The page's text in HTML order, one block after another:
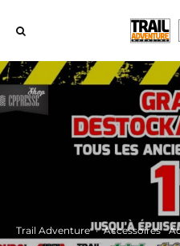
Trail Adventure · Accessoires